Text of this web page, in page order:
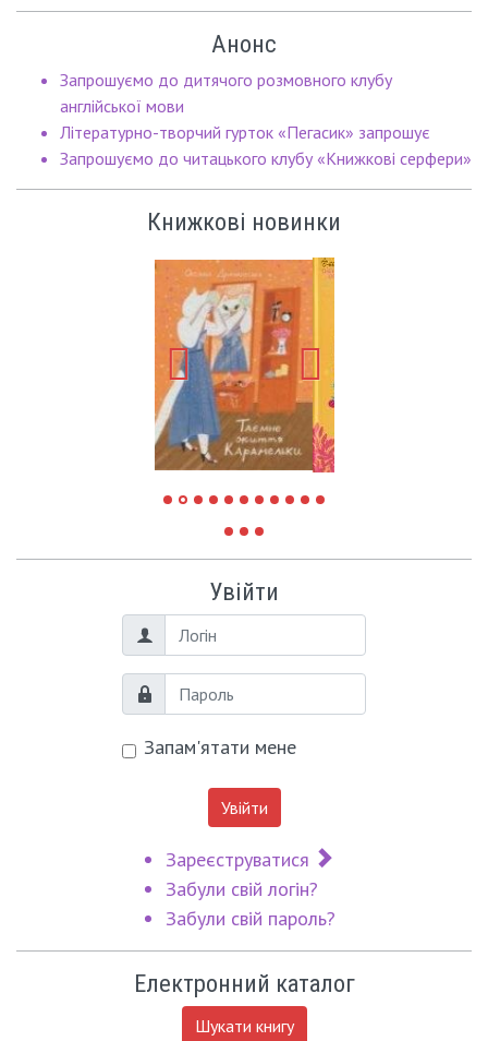
Анонс
Запрошуємо до дитячого розмовного клубу
англійської мови
Літературно-творчий гурток «Пегасик» запрошує
Запрошуємо до читацького клубу «Книжкові серфери»
Книжкові новинки
Увійти
Логін
Пароль
Запам'ятати мене
Увійти
Зареєструватися
Забули свій логін?
Забули свій пароль?
Електронний каталог
Шукати книгу